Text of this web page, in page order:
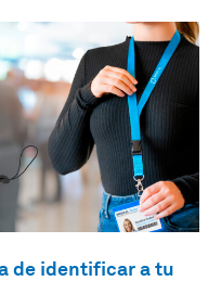
de identificar a tu